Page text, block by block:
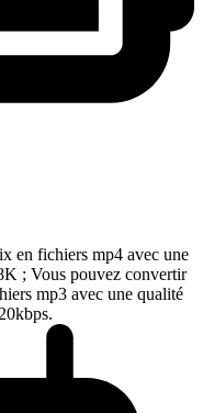
en fichiers mp4 avec une
; Vous pouvez convertir
mp3 avec une qualité